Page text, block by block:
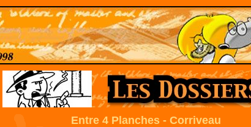
Entre 4 Planches - Corriveau